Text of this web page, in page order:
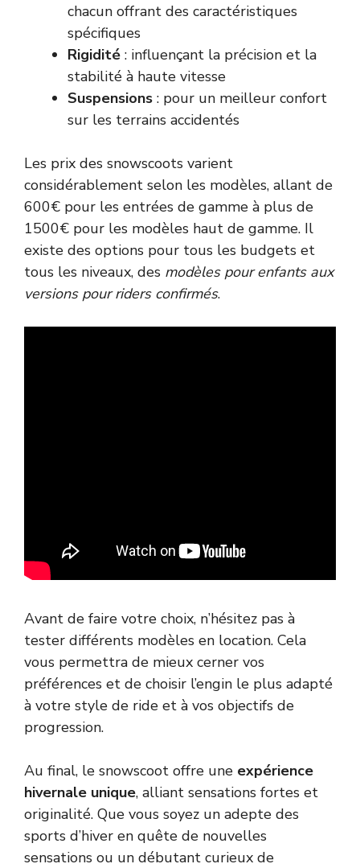
chacun offrant des caractéristiques
spécifiques
Rigidité : influençant la précision et la
stabilité à haute vitesse
Suspensions : pour un meilleur confort
sur les terrains accidentés
Les prix des snowscoots varient
considérablement selon les modèles, allant de
600€ pour les entrées de gamme à plus de
1500€ pour les modèles haut de gamme. Il
existe des options pour tous les budgets et
tous les niveaux, des modèles pour enfants aux
versions pour riders confirmés.
Avant de faire votre choix, n’hésitez pas à
tester différents modèles en location. Cela
vous permettra de mieux cerner vos
préférences et de choisir l’engin le plus adapté
à votre style de ride et à vos objectifs de
progression.
Au final, le snowscoot offre une expérience
hivernale unique, alliant sensations fortes et
originalité. Que vous soyez un adepte des
sports d’hiver en quête de nouvelles
sensations ou un débutant curieux de